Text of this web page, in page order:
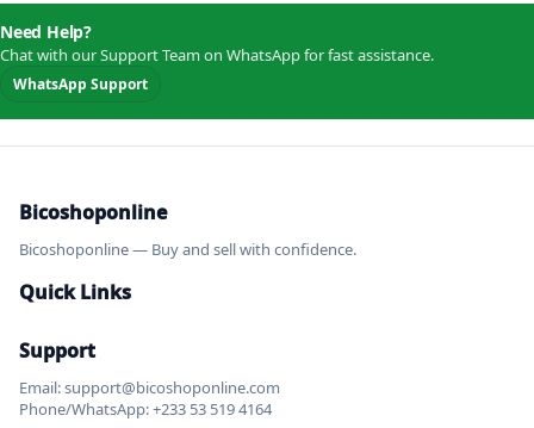
Need Help?
Chat with our Support Team on WhatsApp for fast assistance.
WhatsApp Support
Bicoshoponline
Bicoshoponline — Buy and sell with confidence.
Quick Links
Support
Email: support@bicoshoponline.com
Phone/WhatsApp: +233 53 519 4164